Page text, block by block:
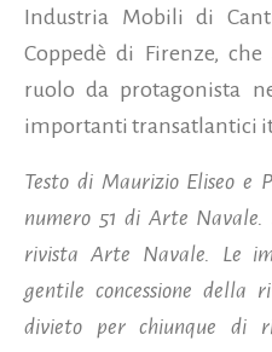
Industria Mobili di
Coppedè di Firenze,
ruolo da protagonista
importanti transatlantici
Testo di Maurizio Eliseo e
numero 51 di Arte Navale.
rivista Arte Navale. Le
gentile concessione
divieto per chiunque di